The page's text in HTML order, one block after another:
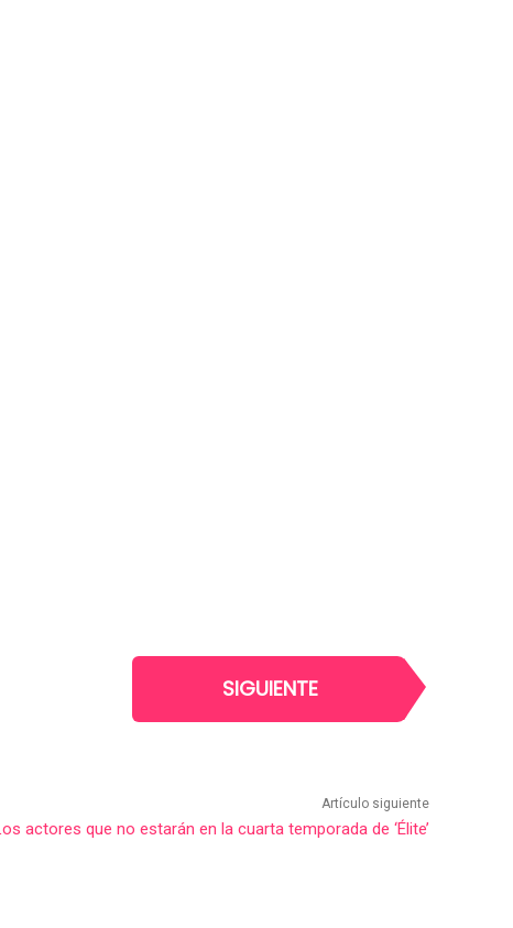
SIGUIENTE
Artículo siguiente
actores que no estarán en la cuarta temporada de ‘Élite’